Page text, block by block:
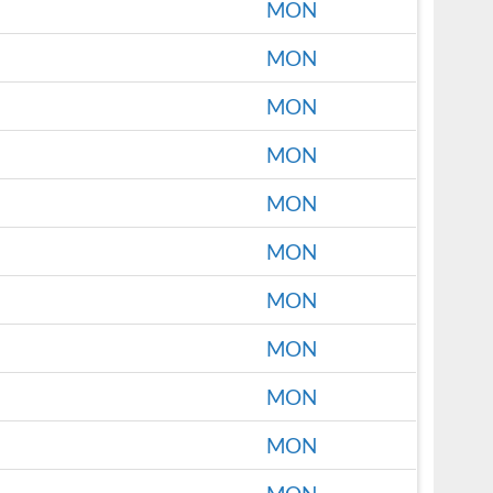
MON
MON
MON
MON
MON
MON
MON
MON
MON
MON